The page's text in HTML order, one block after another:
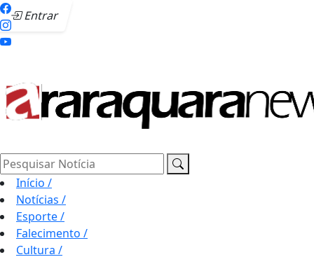
Entrar
Pesquisar Notícia
Início /
Notícias /
Esporte/
Falecimento /
Cultura /